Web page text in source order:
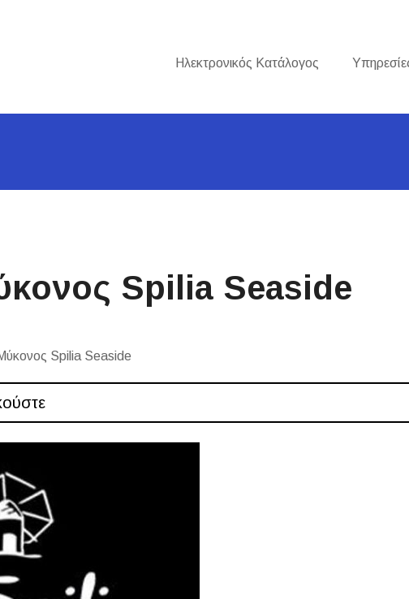
Ηλεκτρονικός Κατάλογος
Spilia Seaside
Spilia Seaside